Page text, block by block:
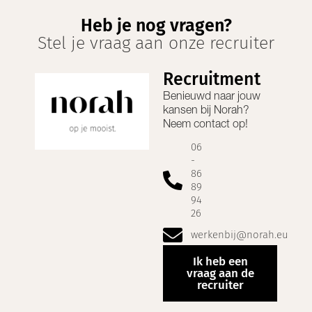
Heb je nog vragen?
Stel je vraag aan onze recruiter
Recruitment
Benieuwd naar jouw
kansen bij Norah?
Neem contact op!
06
-
86
89
94
26
werkenbij@norah.eu
Ik heb een
vraag aan de
recruiter